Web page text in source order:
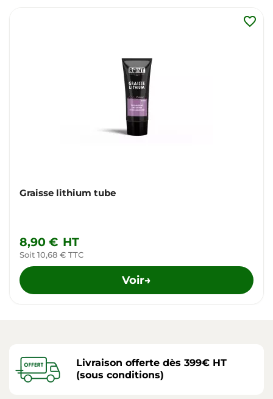
Graisse lithium tube
8,90 € HT
Soit 10,68 € TTC
Voir→
favorite_border
Livraison offerte dès 399€ HT
(sous conditions)